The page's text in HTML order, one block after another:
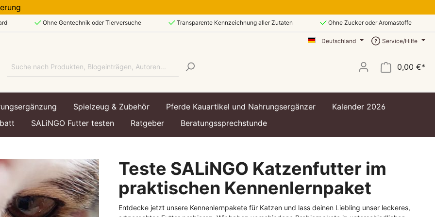
Ohne Gentechnik oder Tierversuche Transparente Kennzeichnung aller Zutaten Ohne Zucker oder Aromastoffe
Deutschland Service/Hilfe
0,00 €*
Spielzeug & Zubehör Pferde Kauartikel und Nahrungsergänzer
Kalender 2026
SALiNGO Futter testen Ratgeber Beratungssprechstunde
Lebensphase
Welpe / Junior
Ausgewachsen / Adult
Lebensphase
Kätzchen / Kitten
Ausgewachsen / Adult
& Immunsystem
Hundespielzeug &
Hundezubehör
Teste SALiNGO Katzenfutter im
praktischen Kennenlernpaket
Entdecke jetzt unsere Kennenlernpakete für Katzen und lass deinen Liebling unser leckeres,